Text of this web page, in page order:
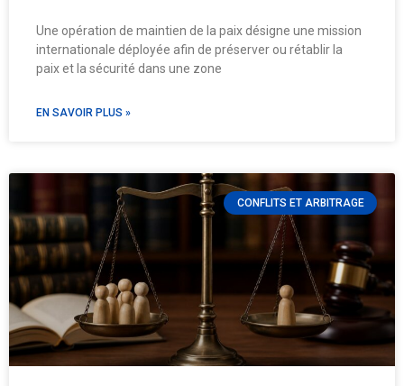
Une opération de maintien de la paix désigne une mission
internationale déployée afin de préserver ou rétablir la
paix et la sécurité dans une zone
EN SAVOIR PLUS »
CONFLITS ET ARBITRAGE